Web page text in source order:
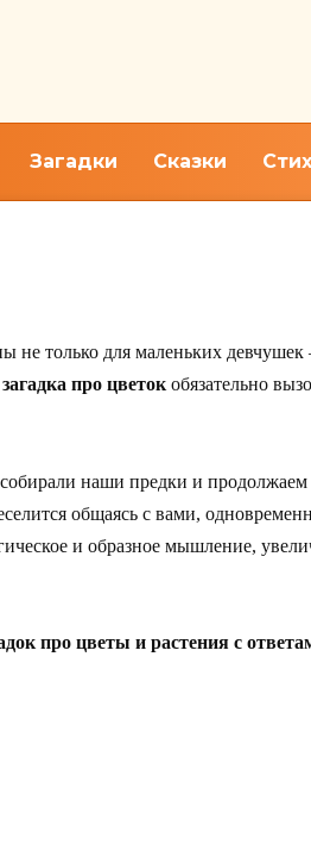
Загадки Сказки
не только для маленьких
про цветокобязательно
наши предки и продолжаем
общаясь с вами,
и образное мышление,
про цветы и растения с